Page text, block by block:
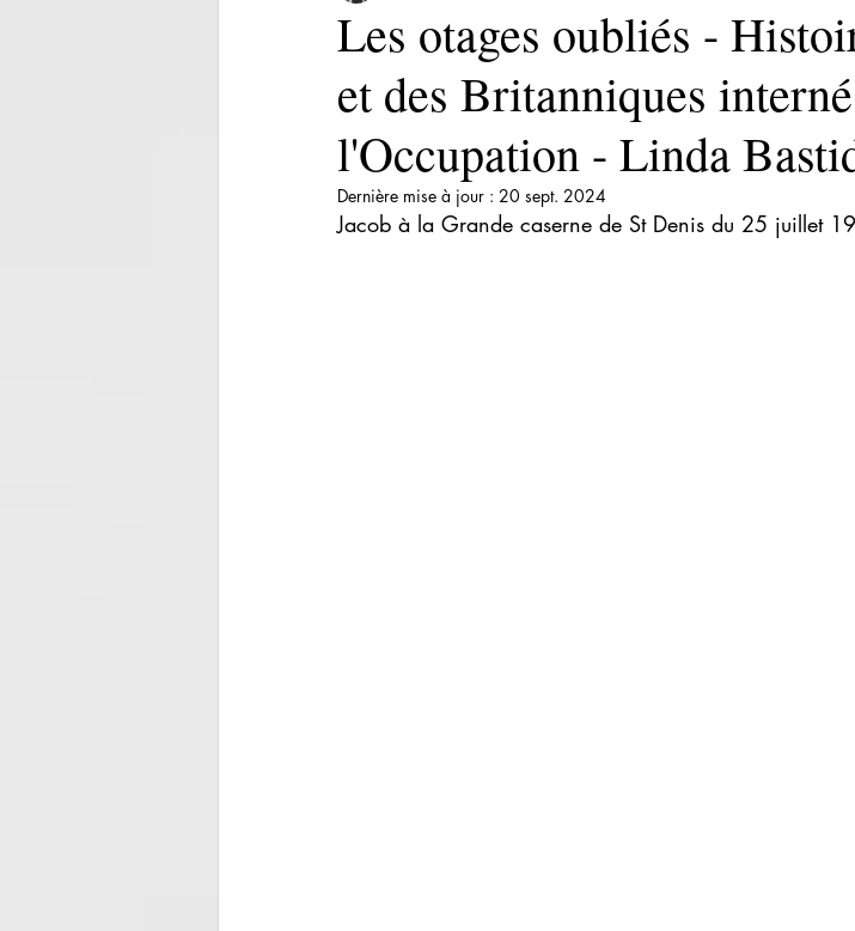
Les otages oubliés -
et des Britanniques
l'Occupation - Linda
Dernière mise à jour : 20 sept. 2024
Jacob à la Grande caserne de St Denis du 25 juillet